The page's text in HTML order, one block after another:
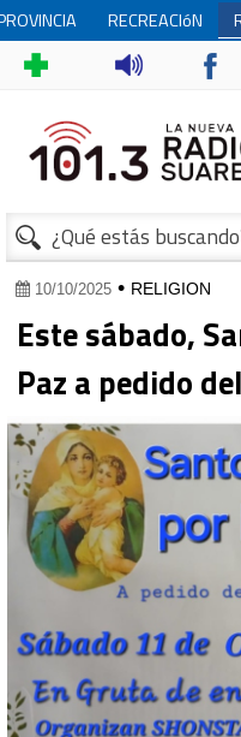
RECREACIóN
10/10/2025• RELIGION
Este sábado,
Paz a pedido